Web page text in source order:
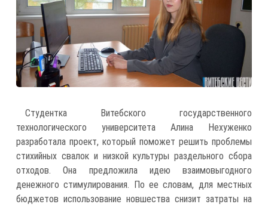
Студентка Витебского государственного
технологического университета Алина Нехуженко
разработала проект, который поможет решить проблемы
стихийных свалок и низкой культуры раздельного сбора
отходов. Она предложила идею взаимовыгодного
денежного стимулирования. По ее словам, для местных
бюджетов использование новшества снизит затраты на